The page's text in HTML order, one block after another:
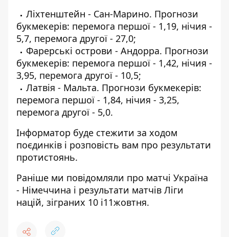
Ліхтенштейн - Сан-Марино. Прогнози
букмекерів: перемога першої - 1,19, нічия -
5,7, перемога другої - 27,0;
Фарерські острови - Андорра. Прогнози
букмекерів: перемога першої - 1,42, нічия -
3,95, перемога другої - 10,5;
Латвія - Мальта. Прогнози букмекерів:
перемога першої - 1,84, нічия - 3,25,
перемога другої - 5,0.
Інформатор буде стежити за ходом
поєдинків і розповість вам про результати
протистоянь.
Раніше ми повідомляли про матчі Україна
- Німеччина і результати матчів Ліги
націй, зіграних 10 і11жовтня.